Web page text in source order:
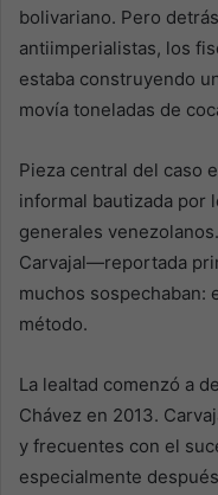
bolivariano. Pero
antiimperialistas, los
estaba construyendo
movía toneladas de
Pieza central del caso
informal bautizada por
generales
Carvajal—reportada
muchos sospechaban:
método.
La lealtad comenzó a
Chávez en 2013.
y frecuentes con el
especialmente